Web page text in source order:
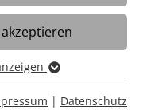
Begriff, der
ständig
der Pflege
inFunktionen
| Datenschutz